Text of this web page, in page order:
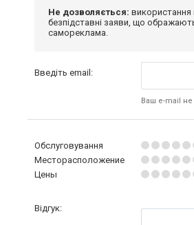
Не дозволяється: використання
безпідставні заяви, що
самореклама.
Введіть email:
Ваш e-mail не
Обслуговування
Месторасположение
Цены
Відгук: